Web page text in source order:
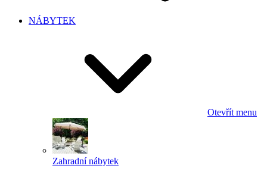
NÁBYTEK
Otevřít menu
Zahradní nábytek